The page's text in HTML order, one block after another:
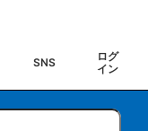
SNS
ログ
イン